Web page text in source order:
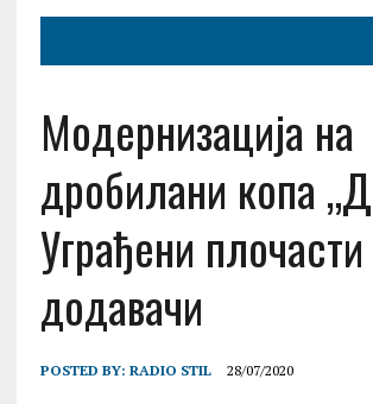
Модернизација на
дробилани копа
Уграђени плочасти
додавачи
POSTED BY: RADIO STIL 28/07/2020